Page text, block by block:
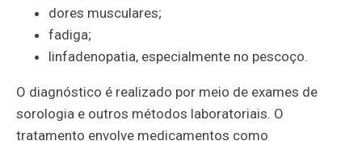
dores musculares;
fadiga;
linfadenopatia, especialmente no pescoço.
O diagnóstico é realizado por meio de exames de
sorologia e outros métodos laboratoriais. O
tratamento envolve medicamentos como